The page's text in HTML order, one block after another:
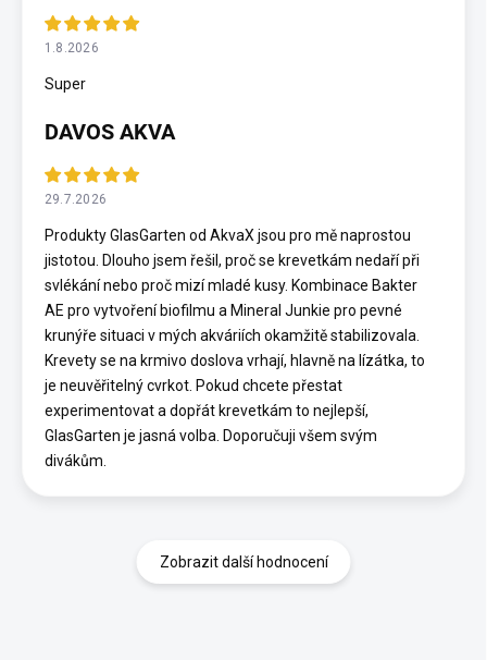
1.8.2026
Super
DAVOS AKVA
29.7.2026
Produkty GlasGarten od AkvaX jsou pro mě naprostou
jistotou. Dlouho jsem řešil, proč se krevetkám nedaří při
svlékání nebo proč mizí mladé kusy. Kombinace Bakter
AE pro vytvoření biofilmu a Mineral Junkie pro pevné
krunýře situaci v mých akváriích okamžitě stabilizovala.
Krevety se na krmivo doslova vrhají, hlavně na lízátka, to
je neuvěřitelný cvrkot. Pokud chcete přestat
experimentovat a dopřát krevetkám to nejlepší,
GlasGarten je jasná volba. Doporučuji všem svým
divákům.
Zobrazit další hodnocení